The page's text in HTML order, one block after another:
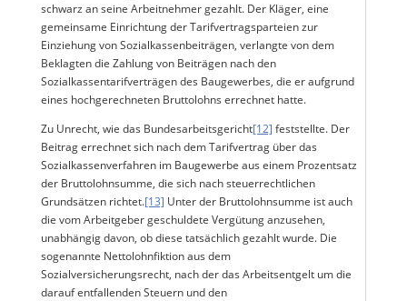
schwarz an seine Arbeitnehmer gezahlt. Der Kläger, eine
gemeinsame Einrichtung der Tarifvertragsparteien zur
Einziehung von Sozialkassenbeiträgen, verlangte von dem
Beklagten die Zahlung von Beiträgen nach den
Sozialkassentarifverträgen des Baugewerbes, die er aufgrund
eines hochgerechneten Bruttolohns errechnet hatte.
Zu Unrecht, wie das Bundesarbeitsgericht[12] feststellte. Der
Beitrag errechnet sich nach dem Tarifvertrag über das
Sozialkassenverfahren im Baugewerbe aus einem Prozentsatz
der Bruttolohnsumme, die sich nach steuerrechtlichen
Grundsätzen richtet.[13] Unter der Bruttolohnsumme ist auch
die vom Arbeitgeber geschuldete Vergütung anzusehen,
unabhängig davon, ob diese tatsächlich gezahlt wurde. Die
sogenannte Nettolohnfiktion aus dem
Sozialversicherungsrecht, nach der das Arbeitsentgelt um die
darauf entfallenden Steuern und den